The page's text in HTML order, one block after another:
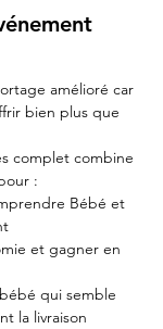
amélioré car
bien plus que
complet combine
:
Bébé et
et gagner en
qui semble
la livraison